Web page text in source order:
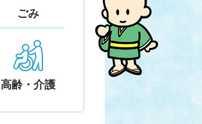
ごみ
高齢・介護